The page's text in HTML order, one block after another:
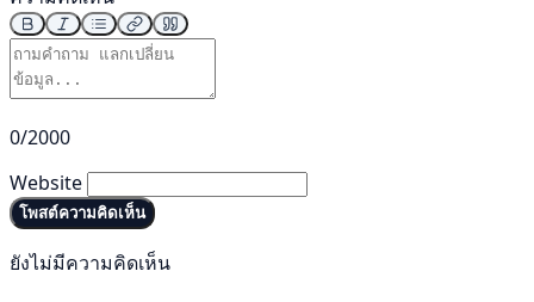
0/2000
Website
โพสต์ความคิดเห็น
ยังไม่มีความคิดเห็น